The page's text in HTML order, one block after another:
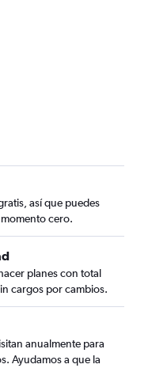
así que puedes
cero.
planes con total
cargos por cambios.
anualmente para
Ayudamos a que la